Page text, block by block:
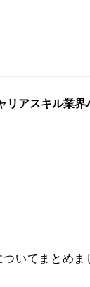
リアスキル業界
いてまとめ